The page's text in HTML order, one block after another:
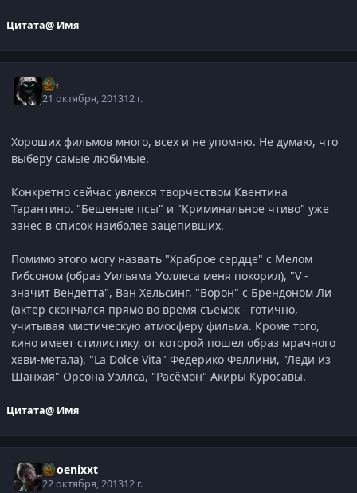
Цитата@ Имя
Ice
21 октября, 201312 г.
Хороших фильмов много, всех и не упомню. Не думаю, что
выберу самые любимые.
Конкретно сейчас увлекся творчеством Квентина
Тарантино. "Бешеные псы" и "Криминальное чтиво" уже
занес в список наиболее зацепивших.
Помимо этого могу назвать "Храброе сердце" с Мелом
Гибсоном (образ Уильяма Уоллеса меня покорил), "V -
значит Вендетта", Ван Хельсинг, "Ворон" с Брендоном Ли
(актер скончался прямо во время съемок - готично,
учитывая мистическую атмосферу фильма. Кроме того,
кино имеет стилистику, от которой пошел образ мрачного
хеви-метала), "La Dolce Vita" Федерико Феллини, "Леди из
Шанхая" Орсона Уэллса, "Расёмон" Акиры Куросавы.
Цитата@ Имя
phoenixxt
22 октября, 201312 г.